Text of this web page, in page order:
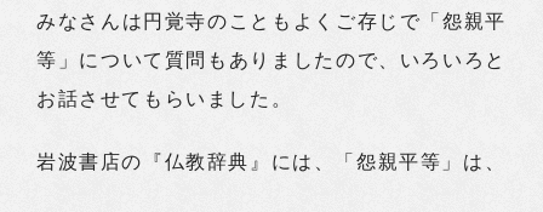
みなさんは円覚寺のこともよくご存じで「怨親平
等」について質問もありましたので、いろいろと
お話させてもらいました。
岩波書店の『仏教辞典』には、「怨親平等」は、